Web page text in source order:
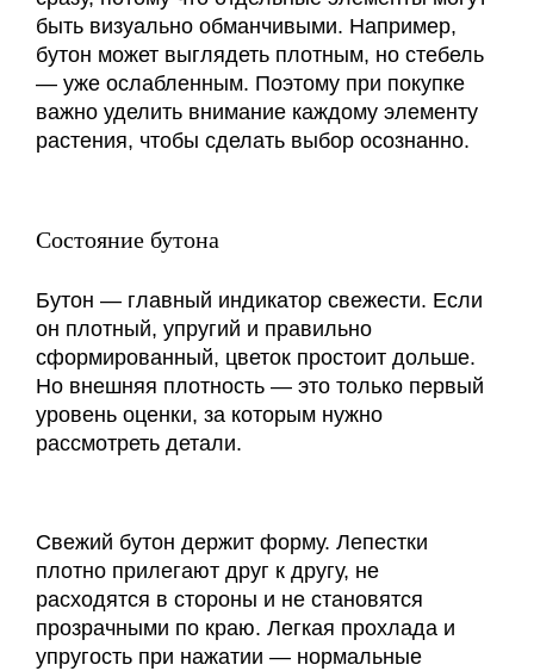
быть визуально обманчивыми. Например,
бутон может выглядеть плотным, но стебель
— уже ослабленным. Поэтому при покупке
важно уделить внимание каждому элементу
растения, чтобы сделать выбор осознанно.
Состояние бутона
Бутон — главный индикатор свежести. Если
он плотный, упругий и правильно
сформированный, цветок простоит дольше.
Но внешняя плотность — это только первый
уровень оценки, за которым нужно
рассмотреть детали.
Свежий бутон держит форму. Лепестки
плотно прилегают друг к другу, не
расходятся в стороны и не становятся
прозрачными по краю. Легкая прохлада и
упругость при нажатии — нормальные